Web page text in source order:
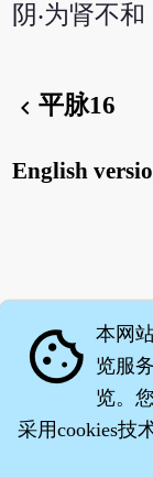
阴‧为肾不
chevron_left平脉16
English
cookie 本网
览服
览。
采用cookies技